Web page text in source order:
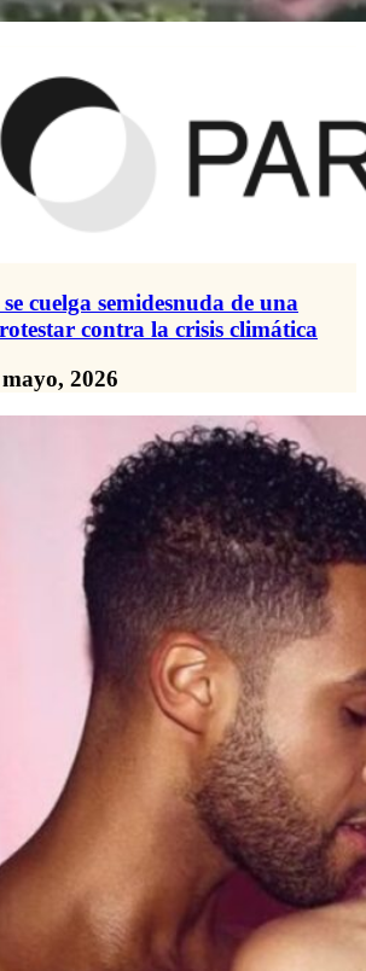
cuelga semidesnuda de una
contra la crisis climática
2026